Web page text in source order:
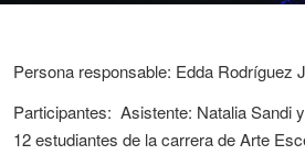
Persona responsable: Edda Rodríguez
Participantes: Asistente: Natalia Sandi
12 estudiantes de la carrera de Arte